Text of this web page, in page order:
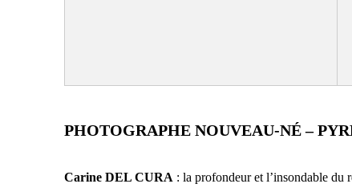
PHOTOGRAPHE NOUVEAU-NÉ –
Carine DEL CURA : la profondeur et l’insondable du